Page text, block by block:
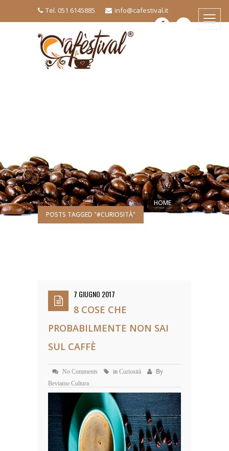
Tel. 051 6145885 info@cafestival.it
HOME
POSTS TAGGED "#CURIOSITÀ"
7 GIUGNO 2017
8 COSE CHE
PROBABILMENTE NON SAI
SUL CAFFÈ
No Comments in Curiosità
By
Beviamo Cultura